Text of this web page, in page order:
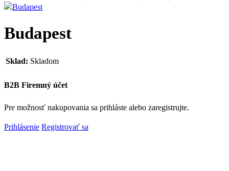
Budapest
Sklad: Skladom
B2B Firemný účet
Pre možnosť nakupovania sa prihláste alebo zaregistrujte.
Prihlásenie Registrovať sa